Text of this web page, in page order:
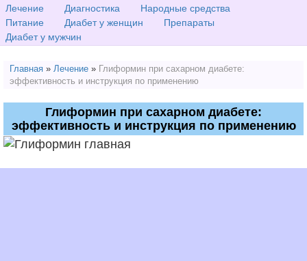
Лечение Диагностика
Народные средства
Питание
Диабет у женщин
Препараты
Диабет у мужчин
Главная » Лечение » Глиформин при сахарном диабете:
эффективность и инструкция по применению
Глиформин при сахарном диабете:
эффективность и инструкция по применению